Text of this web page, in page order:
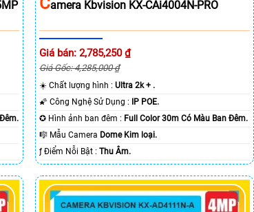
Amera Kbvision KX-CAi4004N-PRO
Giá bán: 2,785,250 ₫
Giá Gốc: 4,285,000 ₫
☀️ Chất lượng hình :Ultra 2k + .
🌠 Công Nghệ Sử Dụng :
IP POE.
✪ Hình ảnh ban đêm : Full Color 30m Có Màu Ban Ðêm.
🎼️ Mẫu Camera Dome Kim loại.
️ƒ Điểm Nỗi Bật :Thu Âm.